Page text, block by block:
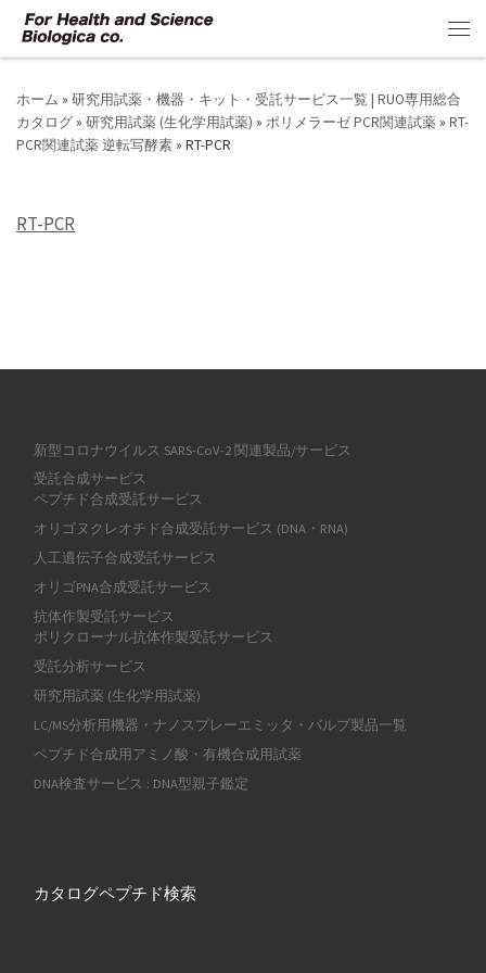
コンテンツへスキップ
ホーム » 研究用試薬・機器・キット・受託サービス一覧 | RUO専用総合
カタログ » 研究用試薬 (生化学用試薬) » ポリメラーゼ PCR関連試薬 » RT-
PCR関連試薬 逆転写酵素 » RT-PCR
RT-PCR
新型コロナウイルス SARS-CoV-2 関連製品/サービス
受託合成サービス
ペプチド合成受託サービス
オリゴヌクレオチド合成受託サービス (DNA・RNA)
人工遺伝子合成受託サービス
オリゴPNA合成受託サービス
抗体作製受託サービス
ポリクローナル抗体作製受託サービス
受託分析サービス
研究用試薬 (生化学用試薬)
LC/MS分析用機器・ナノスプレーエミッタ・バルブ製品一覧
ペプチド合成用アミノ酸・有機合成用試薬
DNA検査サービス : DNA型親子鑑定
カタログペプチド検索